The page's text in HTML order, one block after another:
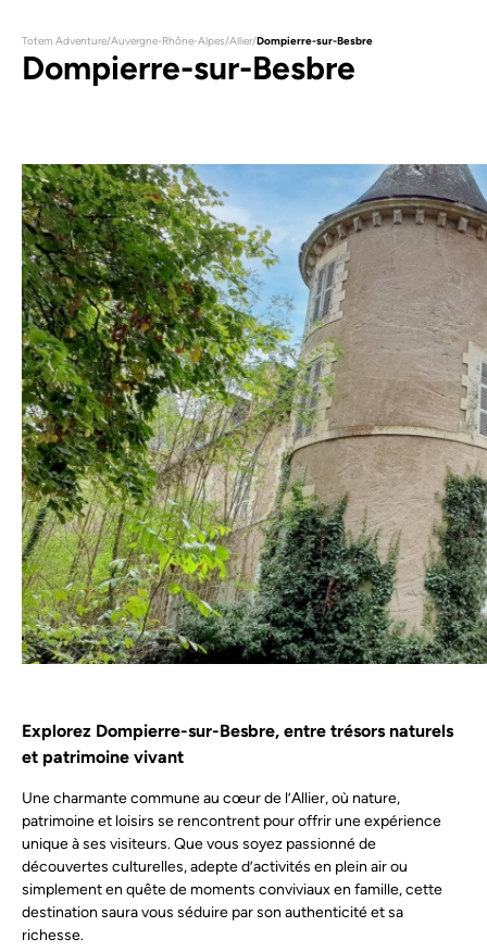
Totem Adventure/Auvergne-Rhône-Alpes/Allier/Dompierre-sur-Besbre
Dompierre-sur-Besbre
Explorez Dompierre-sur-Besbre, entre trésors naturels
et patrimoine vivant
Une charmante commune au cœur de l’Allier, où nature,
patrimoine et loisirs se rencontrent pour offrir une expérience
unique à ses visiteurs. Que vous soyez passionné de
découvertes culturelles, adepte d’activités en plein air ou
simplement en quête de moments conviviaux en famille, cette
destination saura vous séduire par son authenticité et sa
richesse.